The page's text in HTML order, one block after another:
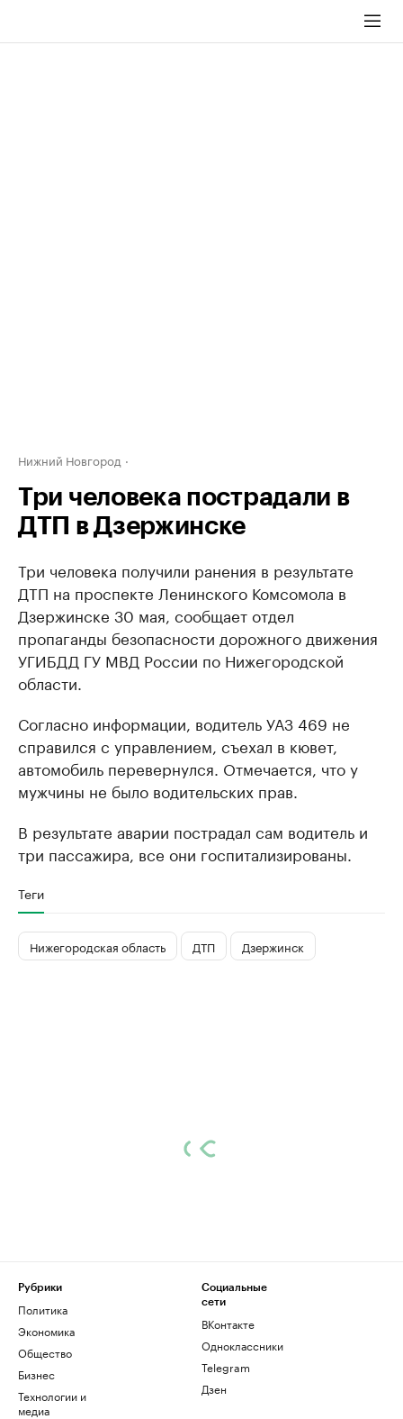
Нижний Новгород
Три человека пострадали в
ДТП в Дзержинске
Три человека получили ранения в результате
ДТП на проспекте Ленинского Комсомола в
Дзержинске 30 мая, сообщает отдел
пропаганды безопасности дорожного движения
УГИБДД ГУ МВД России по Нижегородской
области.
Согласно информации, водитель УАЗ 469 не
справился с управлением, съехал в кювет,
автомобиль перевернулся. Отмечается, что у
мужчины не было водительских прав.
В результате аварии пострадал сам водитель и
три пассажира, все они госпитализированы.
Теги
Нижегородская область ДТП Дзержинск
Рубрики
Политика
Экономика
Общество
Бизнес
Технологии и
медиа
Социальные
сети
ВКонтакте
Одноклассники
Telegram
Дзен